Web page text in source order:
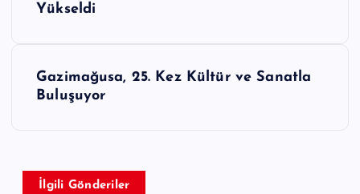
z
Yükseldi
Gazimağusa, 25. Kez Kültür ve Sanatla
Buluşuyor
İlgili Gönderiler